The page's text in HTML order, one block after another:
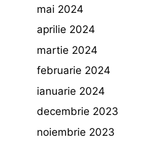
mai 2024
aprilie 2024
martie 2024
februarie 2024
ianuarie 2024
decembrie 2023
noiembrie 2023